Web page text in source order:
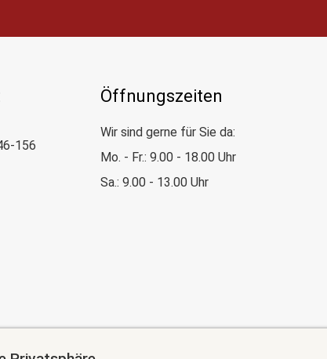
156
Öffnungszeiten
Wir sind gerne für Sie da:
Mo. - Fr.: 9.00 - 18.00 Uhr
Sa.: 9.00 - 13.00 Uhr